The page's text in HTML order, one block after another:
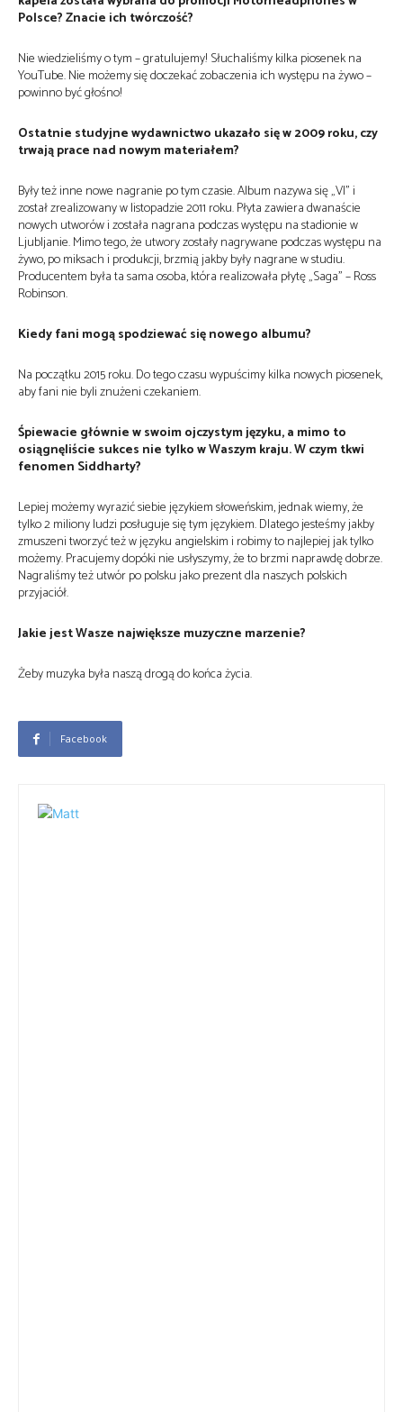
Polsce? Znacie ich twórczość?
Nie wiedzieliśmy o tym – gratulujemy! Słuchaliśmy kilka piosenek na
YouTube. Nie możemy się doczekać zobaczenia ich występu na żywo –
powinno być głośno!
Ostatnie studyjne wydawnictwo ukazało się w 2009 roku, czy
trwają prace nad nowym materiałem?
Były też inne nowe nagranie po tym czasie. Album nazywa się „VI” i
został zrealizowany w listopadzie 2011 roku. Płyta zawiera dwanaście
nowych utworów i została nagrana podczas występu na stadionie w
Ljubljanie. Mimo tego, że utwory zostały nagrywane podczas występu na
żywo, po miksach i produkcji, brzmią jakby były nagrane w studiu.
Producentem była ta sama osoba, która realizowała płytę „Saga” – Ross
Robinson.
Kiedy fani mogą spodziewać się nowego albumu?
Na początku 2015 roku. Do tego czasu wypuścimy kilka nowych piosenek,
aby fani nie byli znużeni czekaniem.
Śpiewacie głównie w swoim ojczystym języku, a mimo to
osiągnęliście sukces nie tylko w Waszym kraju. W czym tkwi
fenomen Siddharty?
Lepiej możemy wyrazić siebie językiem słoweńskim, jednak wiemy, że
tylko 2 miliony ludzi posługuje się tym językiem. Dlatego jesteśmy jakby
zmuszeni tworzyć też w języku angielskim i robimy to najlepiej jak tylko
możemy. Pracujemy dopóki nie usłyszymy, że to brzmi naprawdę dobrze.
Nagraliśmy też utwór po polsku jako prezent dla naszych polskich
przyjaciół.
Jakie jest Wasze największe muzyczne marzenie?
Żeby muzyka była naszą drogą do końca życia.
Facebook